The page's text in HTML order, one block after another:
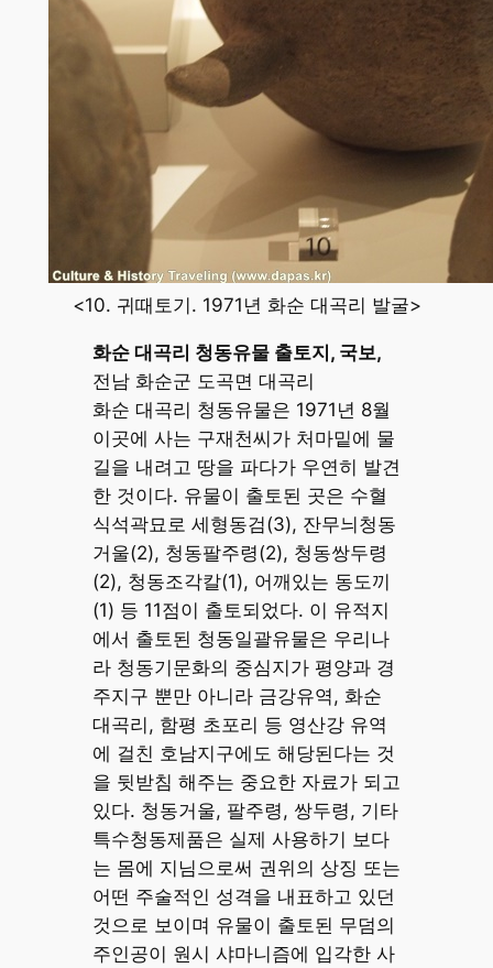
<10. 귀때토기. 1971년 화순 대곡리 발굴>
화순 대곡리 청동유물 출토지, 국보,
전남 화순군 도곡면 대곡리
화순 대곡리 청동유물은 1971년 8월
이곳에 사는 구재천씨가 처마밑에 물
길을 내려고 땅을 파다가 우연히 발견
한 것이다. 유물이 출토된 곳은 수혈
식석곽묘로 세형동검(3), 잔무늬청동
거울(2), 청동팔주령(2), 청동쌍두령
(2), 청동조각칼(1), 어깨있는 동도끼
(1) 등 11점이 출토되었다. 이 유적지
에서 출토된 청동일괄유물은 우리나
라 청동기문화의 중심지가 평양과 경
주지구 뿐만 아니라 금강유역, 화순
대곡리, 함평 초포리 등 영산강 유역
에 걸친 호남지구에도 해당된다는 것
을 뒷받침 해주는 중요한 자료가 되고
있다. 청동거울, 팔주령, 쌍두령, 기타
특수청동제품은 실제 사용하기 보다
는 몸에 지님으로써 권위의 상징 또는
어떤 주술적인 성격을 내표하고 있던
것으로 보이며 유물이 출토된 무덤의
주인공이 원시 샤마니즘에 입각한 사